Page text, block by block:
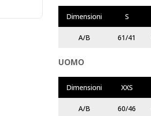
Dimensioni S
A/B 61/41
UOMO
Dimensioni XXS
A/B 60/46